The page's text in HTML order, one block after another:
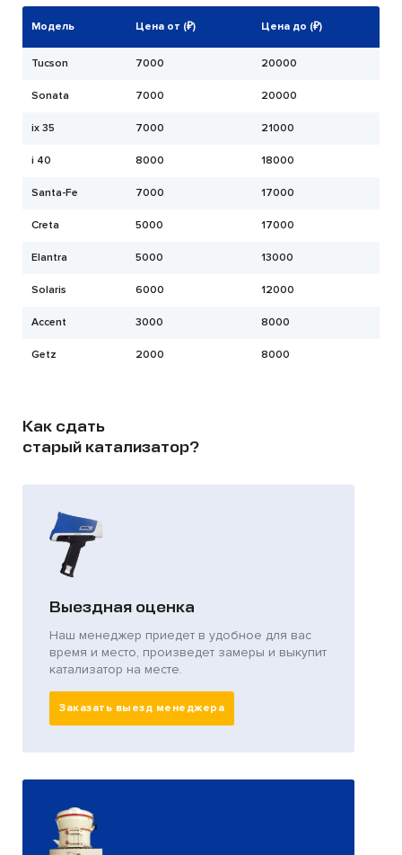
Модель Цена от (₽) Цена до (₽)
Tucson 7000 20000
Sonata 7000 20000
ix 35 7000 21000
i 40 8000 18000
Santa-Fe 7000 17000
Creta 5000 17000
Elantra 5000 13000
Solaris 6000 12000
Accent 3000 8000
Getz 2000 8000
Как сдать
старый катализатор?
Выездная оценка
Наш менеджер приедет в удобное для вас
время и место, произведет замеры и выкупит
катализатор на месте.
Заказать выезд менеджера